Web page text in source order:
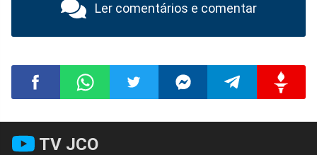
Ler comentários e comentar
Compartilhar
TV JCO